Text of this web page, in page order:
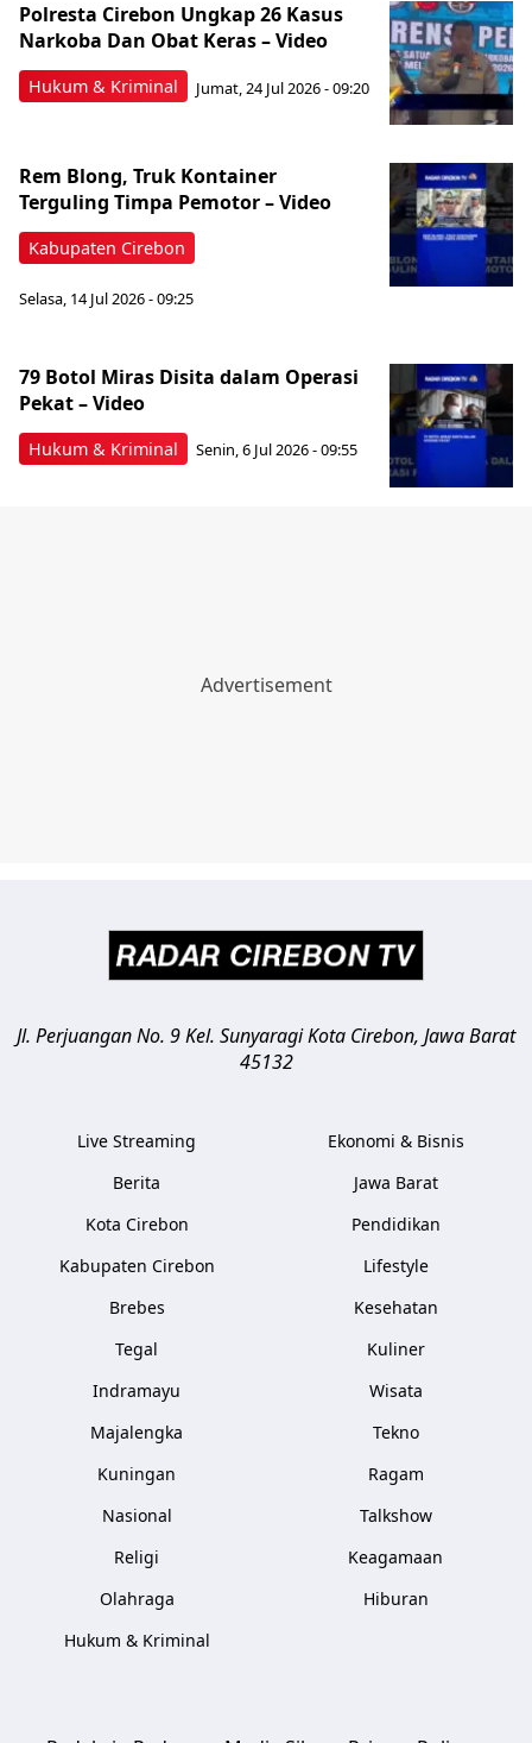
Hukum & Kriminal
Polresta Cirebon Ungkap 26 Kasus
Narkoba Dan Obat Keras – Video
Jumat, 24 Jul 2026 - 09:20
Kabupaten Cirebon
Rem Blong, Truk Kontainer
Terguling Timpa Pemotor – Video
Selasa, 14 Jul 2026 - 09:25
Hukum & Kriminal
79 Botol Miras Disita dalam Operasi
Pekat – Video
Senin, 6 Jul 2026 - 09:55
Jl. Perjuangan No. 9 Kel. SunyaragiKota Cirebon, Jawa Barat
45132
Live Streaming
Berita
Kota Cirebon
Kabupaten Cirebon
Brebes
Tegal
Indramayu
Majalengka
Kuningan
Nasional
Religi
Olahraga
Hukum & Kriminal
Ekonomi & Bisnis
Jawa Barat
Pendidikan
Lifestyle
Kesehatan
Kuliner
Wisata
Tekno
Ragam
Talkshow
Keagamaan
Hiburan